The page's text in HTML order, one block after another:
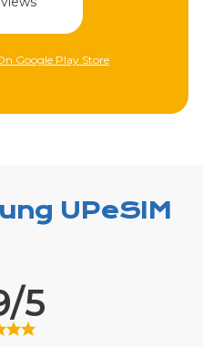
On Apple Store
UPeSIM
5